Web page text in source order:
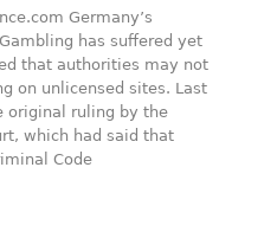
Germany’s
has suffered yet
that authorities may not
on unlicensed sites. Last
original ruling by the
which had said that
Code